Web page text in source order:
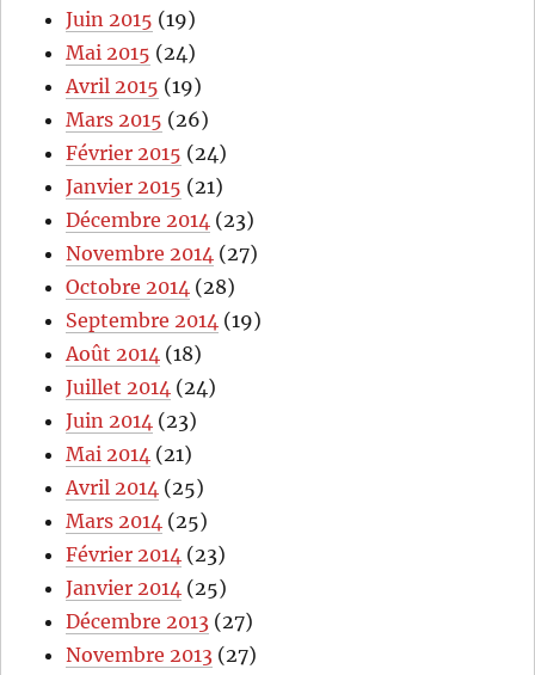
Juin 2015 (19)
Mai 2015 (24)
Avril 2015 (19)
Mars 2015 (26)
Février 2015 (24)
Janvier 2015 (21)
Décembre 2014 (23)
Novembre 2014 (27)
Octobre 2014 (28)
Septembre 2014 (19)
Août 2014 (18)
Juillet 2014 (24)
Juin 2014 (23)
Mai 2014 (21)
Avril 2014 (25)
Mars 2014 (25)
Février 2014 (23)
Janvier 2014 (25)
Décembre 2013 (27)
Novembre 2013 (27)